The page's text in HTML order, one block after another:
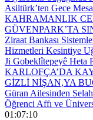
Asiltürk’ten Gece
KAHRAMANLIK
GÜVENPARK’TA
Ziraat Bankası
Hizmetleri Kesintiye
Ji Gobeklîtepeyê Heta
KARLOFÇA’DA
GİZLİ NİŞAN,YA
Güran Ailesinden
Öğrenci Affı ve
01:07:11